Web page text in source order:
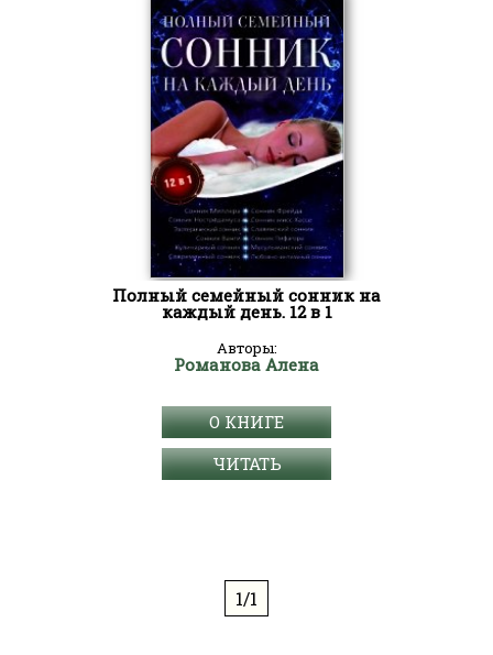
Полный семейный сонник на
каждый день. 12 в 1
Авторы:
Романова Алена
О КНИГЕ
ЧИТАТЬ
1/1